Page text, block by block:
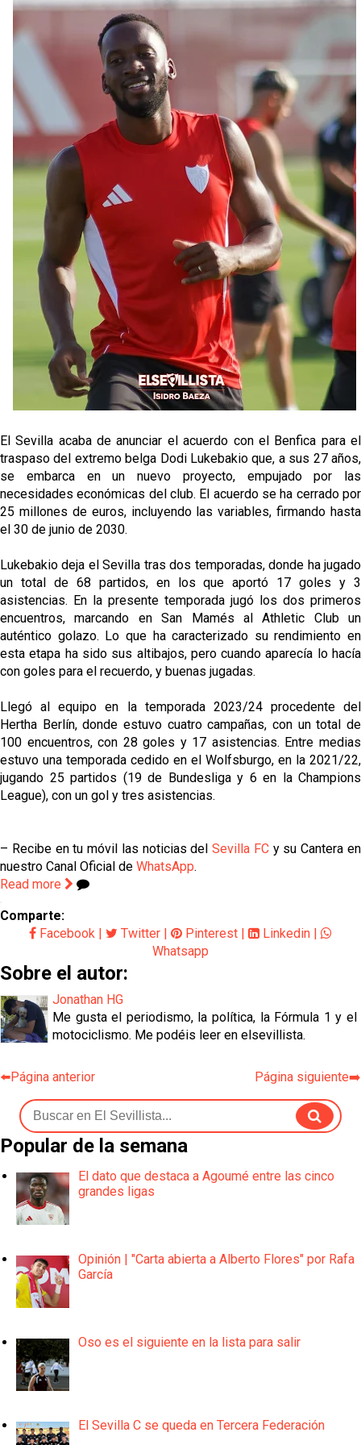
Djibril Sow pone rumbo a Italia para firmar su nuevo
contrato con el Genoa
Kochorashvili, seria opción para reforzar el centro
del campo sevillista
Sow muy cerca de cerrar su traspaso al Genoa
Oso es el siguiente en la lista para salir
El Sevilla acaba de anunciar el acuerdo con el Benfica para el
traspaso del extremo belga Dodi Lukebakio que, a sus 27 años,
se embarca en un nuevo proyecto, empujado por las
necesidades económicas del club. El acuerdo se ha cerrado por
25 millones de euros, incluyendo las variables, firmando hasta
el 30 de junio de 2030.
Lukebakio deja el Sevilla tras dos temporadas, donde ha jugado
un total de 68 partidos, en los que aportó 17 goles y 3
asistencias. En la presente temporada jugó los dos primeros
encuentros, marcando en San Mamés al Athletic Club un
auténtico golazo. Lo que ha caracterizado su rendimiento en
esta etapa ha sido sus altibajos, pero cuando aparecía lo hacía
con goles para el recuerdo, y buenas jugadas.
Llegó al equipo en la temporada 2023/24 procedente del
Hertha Berlín, donde estuvo cuatro campañas, con un total de
100 encuentros, con 28 goles y 17 asistencias. Entre medias
estuvo una temporada cedido en el Wolfsburgo, en la 2021/22,
jugando 25 partidos (19 de Bundesliga y 6 en la Champions
League), con un gol y tres asistencias.
– Recibe en tu móvil las noticias delSevilla FCy su Cantera en
nuestro Canal Oficial de WhatsApp.
Read more
Comparte:
Facebook
Twitter Pinterest Linkedin
Whatsapp
Sobre el autor:
Jonathan HG
Me gusta el periodismo, la política, la Fórmula 1 y el
motociclismo. Me podéis leer en elsevillista.
⬅️Página anterior Página siguiente➡️
Popular de la semana
El dato que destaca a Agoumé entre las cinco
grandes ligas
Opinión | "Carta abierta a Alberto Flores" por Rafa
García
Oso es el siguiente en la lista para salir
El Sevilla C se queda en Tercera Federación